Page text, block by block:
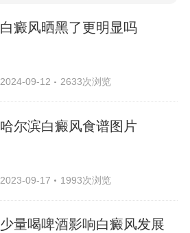
白癜风晒黑了更明显吗
2024-09-12 2633次浏览
哈尔滨白癜风食谱图片
2023-09-17 1993次浏览
少量喝啤酒影响白癜风发展